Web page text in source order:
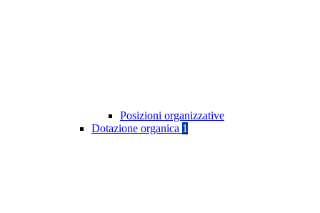
Posizioni organizzative
Dotazione organica 1